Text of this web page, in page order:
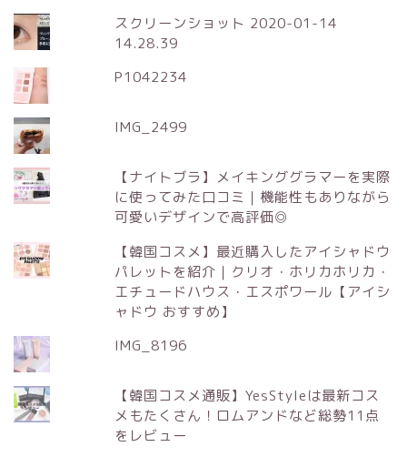
スクリーンショット 2020-01-14
14.28.39
P1042234
IMG_2499
【ナイトブラ】メイキンググラマーを実際
に使ってみた口コミ｜機能性もありながら
可愛いデザインで高評価◎
【韓国コスメ】最近購入したアイシャドウ
パレットを紹介｜クリオ・ホリカホリカ・
エチュードハウス・エスポワール【アイシ
ャドウ おすすめ】
IMG_8196
【韓国コスメ通販】YesStyleは最新コス
メもたくさん！ロムアンドなど総勢11点
をレビュー